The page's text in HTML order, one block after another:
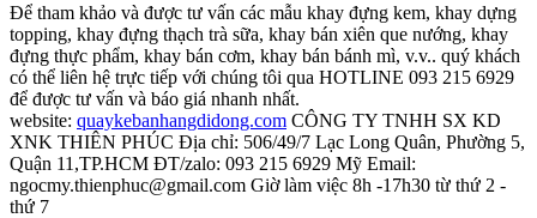
Để tham khảo và được tư vấn các mẫu khay đựng kem, khay dựng
topping, khay đựng thạch trà sữa, khay bán xiên que nướng, khay
đựng thực phẩm, khay bán cơm, khay bán bánh mì, v.v.. quý khách
có thể liên hệ trực tiếp với chúng tôi qua HOTLINE 093 215 6929
để được tư vấn và báo giá nhanh nhất.
website: quaykebanhangdidong.com CÔNG TY TNHH SX KD
XNK THIÊN PHÚC Địa chỉ: 506/49/7 Lạc Long Quân, Phường 5,
Quận 11,TP.HCM ĐT/zalo: 093 215 6929 Mỹ Email:
ngocmy.thienphuc@gmail.com Giờ làm việc 8h -17h30 từ thứ 2 -
thứ 7